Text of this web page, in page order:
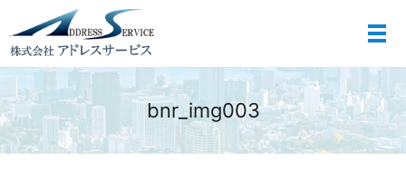
メ
bnr_img003